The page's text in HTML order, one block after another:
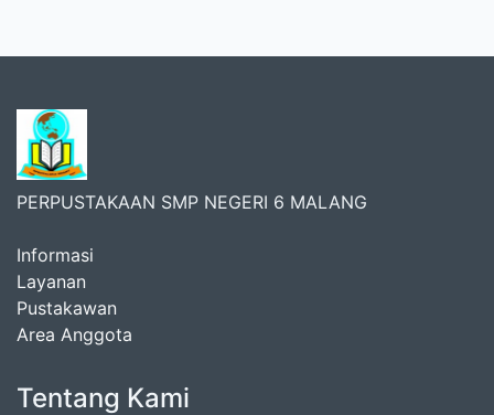
PERPUSTAKAAN SMP NEGERI 6 MALANG
Informasi
Layanan
Pustakawan
Area Anggota
Tentang Kami